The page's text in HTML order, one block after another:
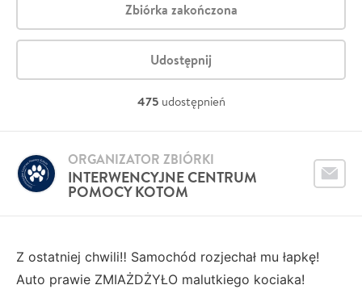
Zbiórka zakończona
Udostępnij
475 udostępnień
INTERWENCYJNE CENTRUM
POMOCY KOTOM
ORGANIZATOR ZBIÓRKI
Z ostatniej chwili‼️ Samochód rozjechał mu łapkę!
Auto prawie ZMIAŻDŻYŁO malutkiego kociaka!